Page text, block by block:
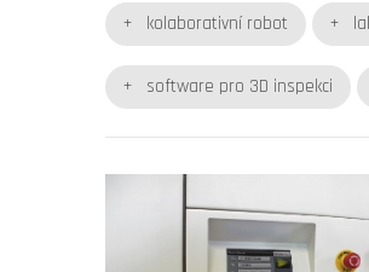
kolaborativní robot
software pro 3D inspekci